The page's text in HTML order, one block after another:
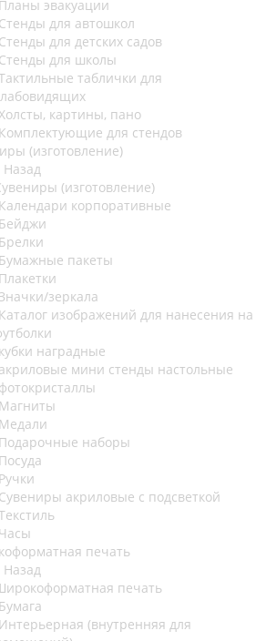
Планы эвакуации
Стенды для автошкол
Стенды для детских садов
Стенды для школы
таблички для
картины, пано
Комплектующие для стендов
(изготовление)
Назад
(изготовление)
Календари корпоративные
Бейджи
Брелки
Бумажные пакеты
Плакетки
Значки/зеркала
Каталог изображений для нанесения на
кубки наградные
акриловые мини стенды настольные
фотокристаллы
Магниты
Медали
Подарочные наборы
Посуда
Ручки
Сувениры акриловые с подсветкой
Часы
печать
Назад
печать
Бумага
Интерьерная (внутренняя для